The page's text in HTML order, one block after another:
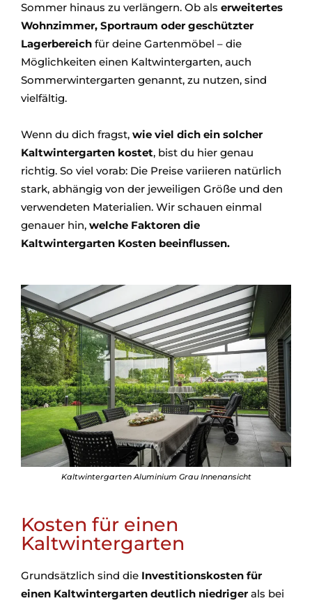
Sommer hinaus zu verlängern. Ob als erweitertes
Wohnzimmer, Sportraum oder geschützter
Lagerbereich für deine Gartenmöbel – die
Möglichkeiten einen Kaltwintergarten, auch
Sommerwintergarten genannt, zu nutzen, sind
vielfältig.
Wenn du dich fragst, wie viel dich ein solcher
Kaltwintergarten kostet, bist du hier genau
richtig. So viel vorab: Die Preise variieren natürlich
stark, abhängig von der jeweiligen Größe und den
verwendeten Materialien. Wir schauen einmal
genauer hin, welche Faktoren die
Kaltwintergarten Kosten beeinflussen.
Kaltwintergarten Aluminium Grau Innenansicht
Kosten für einen
Kaltwintergarten
Grundsätzlich sind die Investitionskosten für
einen Kaltwintergarten deutlich niedriger als bei